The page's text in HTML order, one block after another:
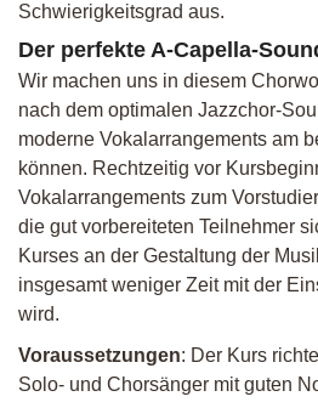
Schwierigkeitsgrad aus.
Der perfekte A-Capella-
Wir machen uns in diesem
nach dem optimalen Jazzchor-
moderne Vokalarrangements am
können. Rechtzeitig vor
Vokalarrangements zum
die gut vorbereiteten Teilnehmer
Kurses an der Gestaltung der
insgesamt weniger Zeit mit der
wird.
Voraussetzungen: Der Kurs
Solo- und Chorsänger mit guten